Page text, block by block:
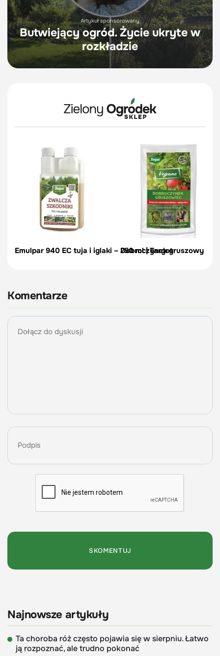
Artykuł sponsorowany
Butwiejący ogród. Życie ukryte w
rozkładzie
Emulpar 940 EC tuja i iglaki – 250 ml | Target
Dobroczynek gruszowy -
Komentarze
Najnowsze artykuły
Ta choroba róż często pojawia się w sierpniu. Łatwo
ją rozpoznać, ale trudno pokonać